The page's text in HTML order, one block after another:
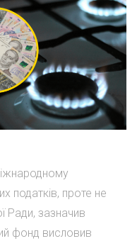
податків, проте не
Ради, зазначив
фонд висловив